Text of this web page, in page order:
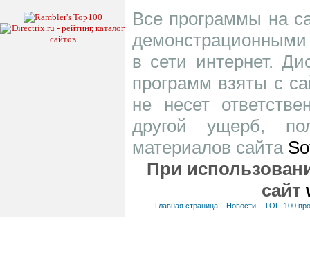
Все программы на
в сети интернет.
программ взяты с
не несет
другой ущерб,
материалов сайта
При
сайт
Главная страница| Новости| ТОП-100